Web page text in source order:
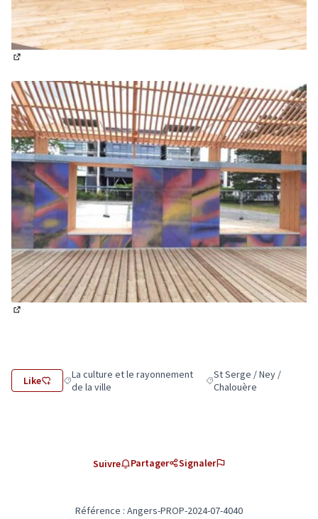
Like Filtrer les résultats de la catégorie : La culture et le
La culture et le rayonnement
de la ville
Filtrer les résultats pour
St Serge / Ney /
Chalouère
Suivre Partager Signaler
Référence : Angers-PROP-2024-07-4040